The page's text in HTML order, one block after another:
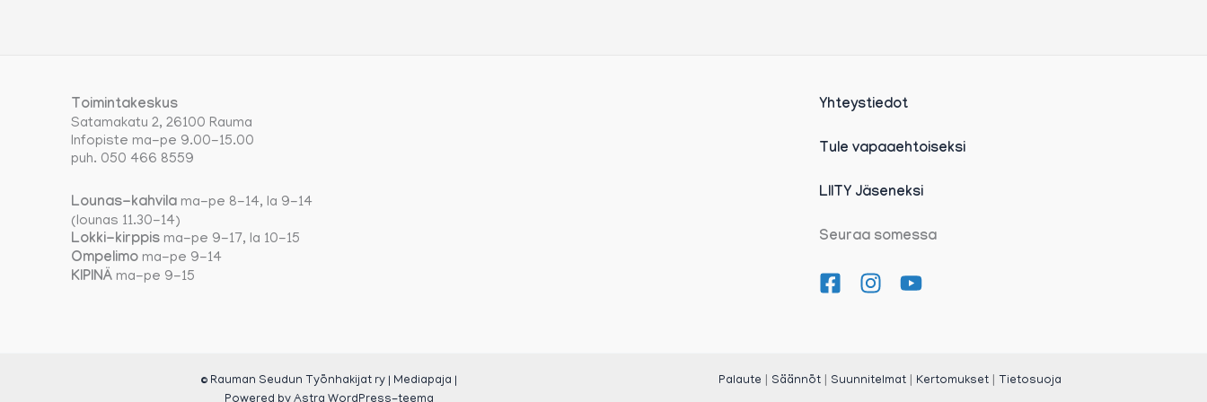
Toimintakeskus
Satamakatu 2, 26100 Rauma
Infopiste ma-pe 9.00-15.00
puh. 050 466 8559
Lounas-kahvilama-pe 8-14, la 9-14
(lounas 11.30-14)
Lokki-kirppisma-pe 9-17, la 10-15
Ompelimoma-pe 9-14
KIPINÄma-pe 9-15
Yhteystiedot
Tule vapaaehtoiseksi
LIITY Jäseneksi
Seuraa somessa
© Rauman Seudun Työnhakijat ry | Mediapaja |
Palaute Säännöt Suunnitelmat Kertomukset | Tietosuoja